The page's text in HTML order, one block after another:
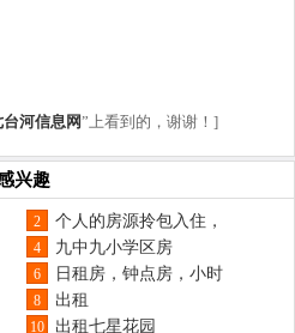
台河信息网”上看到的，谢谢！]
兴趣
2 个人的房源拎包入住，
4 九中九小学区房
6 日租房，钟点房，小时
8 出租
10 出租七星花园